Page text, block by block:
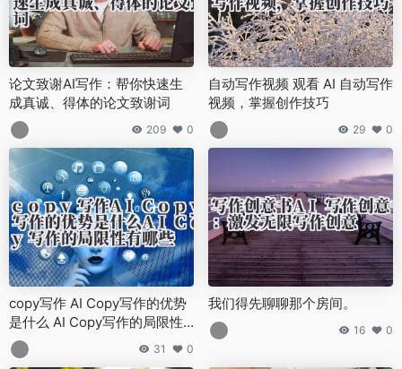
论文致谢AI写作：帮你快速生
成真诚、得体的论文致谢词
209 0
自动写作视频 观看 AI 自动写作
视频，掌握创作技巧
29 0
copy写作 AI Copy写作的优势
是什么 AI Copy写作的局限性
有哪些
31 0
我们得先聊聊那个房间。
16 0